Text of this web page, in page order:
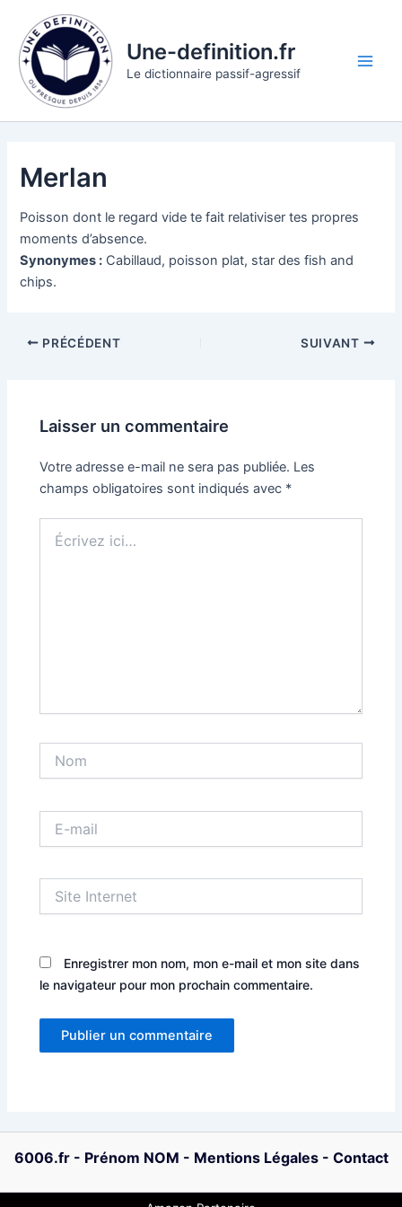
contenu
Une-definition.fr
Le dictionnaire passif-agressif
Merlan
Poisson dont le regard vide te fait relativiser tes propres
moments d’absence.
Synonymes : Cabillaud, poisson plat, star des fish and
chips.
PRÉCÉDENT SUIVANT
Laisser un commentaire
Votre adresse e-mail ne sera pas publiée. Les
champs obligatoires sont indiqués avec *
ici…
mail
Internet
Enregistrer mon nom, mon e-mail et mon site dans
le navigateur pour mon prochain commentaire.
6006.fr- Prénom NOM - Mentions Légales- Contact